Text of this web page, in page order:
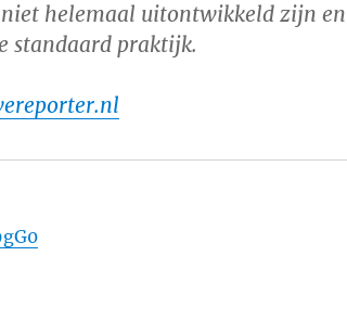
helemaal uitontwikkeld zijn en
standaard praktijk.